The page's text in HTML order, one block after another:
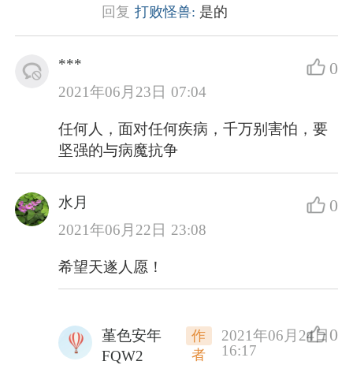
回复 打败怪兽: 是的
***
2021年06月23日 07:04
0
任何人，面对任何疾病，千万别害怕，要
坚强的与病魔抗争
水月
2021年06月22日 23:08
0
希望天遂人愿！
堇色安年
FQW2
作
者
2021年06月24日
16:17
0